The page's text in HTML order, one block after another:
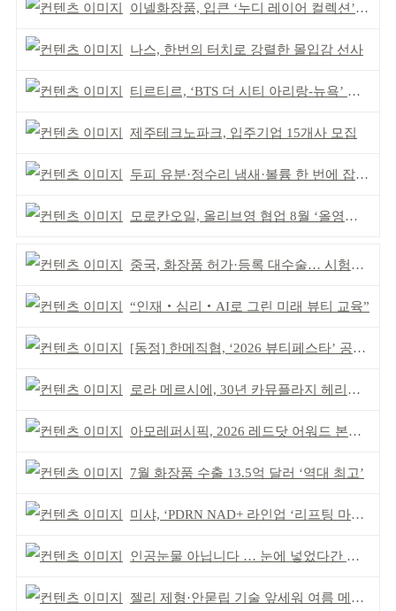
이넬화장품, 입큰 ‘누디 레이어 컬렉션’ 출시
나스, 한번의 터치로 강렬한 몰입감 선사
티르티르, ‘BTS 더 시티 아리랑-뉴욕’ 참여
제주테크노파크, 입주기업 15개사 모집
두피 유분·정수리 냄새·볼륨 한 번에 잡는다
모로칸오일, 올리브영 협업 8월 ‘올영픽’ 선정
중국, 화장품 허가·등록 대수술… 시험자료 공용 허용
“인재‧심리‧AI로 그린 미래 뷰티 교육”
[동정] 한메직협, ‘2026 뷰티페스타’ 공동 주최
로라 메르시에, 30년 카뮤플라지 헤리티지 담아
아모레퍼시픽, 2026 레드닷 어워드 본상 2개 수상
7월 화장품 수출 13.5억 달러 ‘역대 최고’
미샤, ‘PDRN NAD+ 라인업 ‘리프팅 마스크’ 출시
인공눈물 아닙니다 … 눈에 넣었다간 각막 손상
젤리 제형·안묻립 기술 앞세워 여름 메이크업 시장 공략